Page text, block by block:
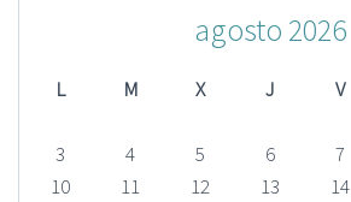
agosto 2026
L M X J V
3
4 5 6 7
10
11 12 13 14